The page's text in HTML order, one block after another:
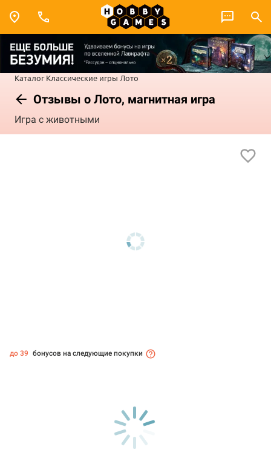
Каталог Классические игры Лото
Отзывы о Лото, магнитная игра
Игра с животными
до 39 бонусов на следующие покупки